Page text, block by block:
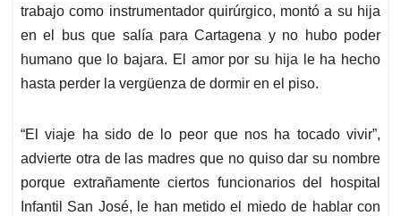
trabajo como instrumentador quirúrgico, montó a su hija
en el bus que salía para Cartagena y no hubo poder
humano que lo bajara. El amor por su hija le ha hecho
hasta perder la vergüenza de dormir en el piso.
“El viaje ha sido de lo peor que nos ha tocado vivir”,
advierte otra de las madres que no quiso dar su nombre
porque extrañamente ciertos funcionarios del hospital
Infantil San José, le han metido el miedo de hablar con